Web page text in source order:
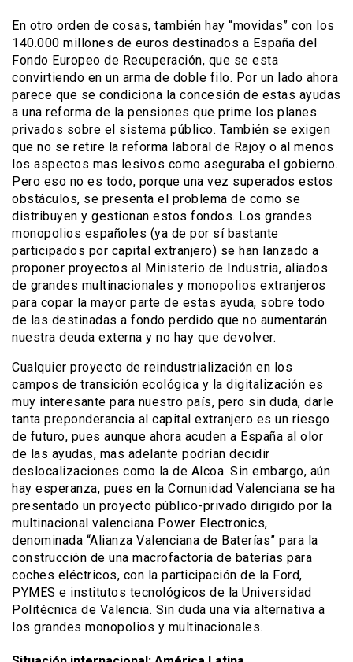
En otro orden de cosas, también hay “movidas” con los
140.000 millones de euros destinados a España del
Fondo Europeo de Recuperación, que se esta
convirtiendo en un arma de doble filo. Por un lado ahora
parece que se condiciona la concesión de estas ayudas
a una reforma de la pensiones que prime los planes
privados sobre el sistema público. También se exigen
que no se retire la reforma laboral de Rajoy o al menos
los aspectos mas lesivos como aseguraba el gobierno.
Pero eso no es todo, porque una vez superados estos
obstáculos, se presenta el problema de como se
distribuyen y gestionan estos fondos. Los grandes
monopolios españoles (ya de por sí bastante
participados por capital extranjero) se han lanzado a
proponer proyectos al Ministerio de Industria, aliados
de grandes multinacionales y monopolios extranjeros
para copar la mayor parte de estas ayuda, sobre todo
de las destinadas a fondo perdido que no aumentarán
nuestra deuda externa y no hay que devolver.
Cualquier proyecto de reindustrialización en los
campos de transición ecológica y la digitalización es
muy interesante para nuestro país, pero sin duda, darle
tanta preponderancia al capital extranjero es un riesgo
de futuro, pues aunque ahora acuden a España al olor
de las ayudas, mas adelante podrían decidir
deslocalizaciones como la de Alcoa. Sin embargo, aún
hay esperanza, pues en la Comunidad Valenciana se ha
presentado un proyecto público-privado dirigido por la
multinacional valenciana Power Electronics,
denominada “Alianza Valenciana de Baterías” para la
construcción de una macrofactoría de baterías para
coches eléctricos, con la participación de la Ford,
PYMES e institutos tecnológicos de la Universidad
Politécnica de Valencia. Sin duda una vía alternativa a
los grandes monopolios y multinacionales.